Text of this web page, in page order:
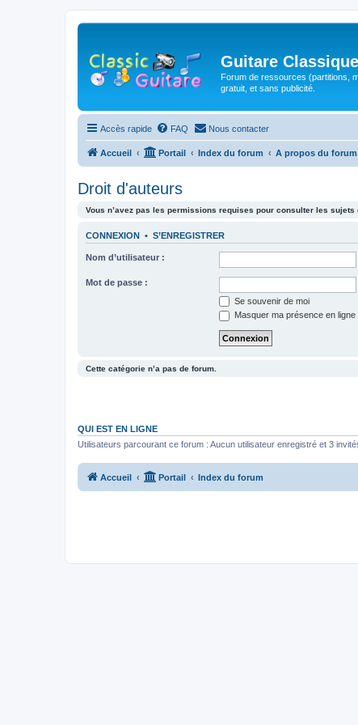
Guitare Classique
Forum de ressources (partitions,
gratuit, et sans publicité.
Accès rapide FAQ Nous contacter
Accueil Portail Index du forum A propos du forum
Droit d'auteurs
Vous n’avez pas les permissions requises pour consulter les sujets
CONNEXION • S’ENREGISTRER
Nom d’utilisateur :
Mot de passe :
Se souvenir de moi
Masquer ma présence en
Cette catégorie n’a pas de forum.
QUI EST EN LIGNE
Utilisateurs parcourant ce forum : Aucun utilisateur enregistré et 3
Accueil Portail Index du forum